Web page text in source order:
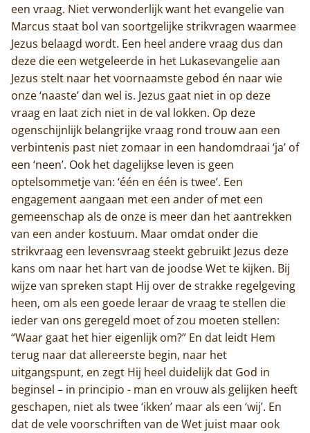
een vraag. Niet verwonderlijk want het evangelie van
Marcus staat bol van soortgelijke strikvragen waarmee
Jezus belaagd wordt. Een heel andere vraag dus dan
deze die een wetgeleerde in het Lukasevangelie aan
Jezus stelt naar het voornaamste gebod én naar wie
onze ‘naaste’ dan wel is. Jezus gaat niet in op deze
vraag en laat zich niet in de val lokken. Op deze
ogenschijnlijk belangrijke vraag rond trouw aan een
verbintenis past niet zomaar in een handomdraai ‘ja’ of
een ‘neen’. Ook het dagelijkse leven is geen
optelsommetje van: ‘één en één is twee’. Een
engagement aangaan met een ander of met een
gemeenschap als de onze is meer dan het aantrekken
van een ander kostuum. Maar omdat onder die
strikvraag een levensvraag steekt gebruikt Jezus deze
kans om naar het hart van de joodse Wet te kijken. Bij
wijze van spreken stapt Hij over de strakke regelgeving
heen, om als een goede leraar de vraag te stellen die
ieder van ons geregeld moet of zou moeten stellen:
“Waar gaat het hier eigenlijk om?” En dat leidt Hem
terug naar dat allereerste begin, naar het
uitgangspunt, en zegt Hij heel duidelijk dat God in
beginsel – in principio - man en vrouw als gelijken heeft
geschapen, niet als twee ‘ikken’ maar als een ‘wij’. En
dat de vele voorschriften van de Wet juist maar ook